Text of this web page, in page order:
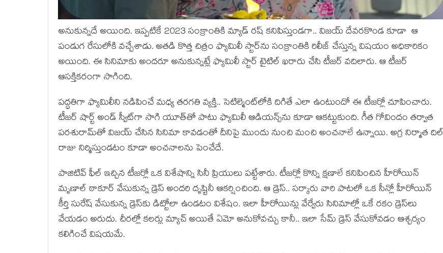
అనుకున్న‌దే అయింది. ఇప్ప‌టికే 2023 సంక్రాంతికి మ్యాడ్ ర‌ష్ క‌నిపిస్తుండ‌గా.. విజ‌య్ దేవ‌ర‌కొండ కూడా ఆ
పండుగ రేసులోకి వ‌చ్చేశాడు. అత‌డి కొత్త చిత్రం ఫ్యామిలీ స్టార్‌ను సంక్రాంతికి రిలీజ్ చేస్తున్న విష‌యం అధికారికం
అయింది. ఈ సినిమాకు అంద‌రూ అనుకున్న‌ట్లే ఫ్యామిలీ స్టార్ టైటిల్ ఖ‌రారు చేసి టీజ‌ర్ వ‌దిలారు. ఆ టీజ‌ర్
ఆస‌క్తిక‌రంగా సాగింది.
ప‌ద్ధ‌తిగా ఫ్యామిలీని న‌డిపించే మ‌ధ్య త‌ర‌గ‌తి వ్య‌క్తి.. సెటిల్మెంట్‌లోకి దిగితే ఎలా ఉంటుందో ఈ టీజ‌ర్లో చూపించారు.
టీజ‌ర్ షార్ట్ అండ్ స్వీట్‌గా సాగి యూత్‌తో పాటు ఫ్యామిలీ ఆడియ‌న్స్‌ను కూడా ఆక‌ట్టుకుంది. గీత గోవిందం త‌ర్వాత
ప‌ర‌శురామ్‌తో విజ‌య్ చేసిన సినిమా కావ‌డంతో దీనిపై ముందు నుంచి మంచి అంచ‌నాలే ఉన్నాయి. అగ్ర నిర్మాత దిల్
రాజు నిర్మిస్తుండ‌టం కూడా అంచ‌నాల‌ను పెంచేదే.
పాజిటివ్ ఫీల్ ఇచ్చిన టీజ‌ర్లో ఒక విశేషాన్ని సినీ ప్రియులు ప‌ట్టేశారు. టీజ‌ర్లో కొన్ని క్ష‌ణాలే క‌నిపించిన హీరోయిన్
మృణాల్ ఠాకూర్ వేసుకున్న డ్రెస్ అంద‌రి దృష్టినీ ఆక‌ర్షించింది. ఆ డ్రెస్.. స‌ర్కారు వారి పాట‌లో ఒక సీన్లో హీరోయిన్
కీర్తి సురేష్ వేసుకున్న డ్రెస్‌కు డిట్టోలా ఉండ‌టం విశేషం. ఇలా హీరోయిన్లు వేర్వేరు సినిమాల్లో ఒకే ర‌కం డ్రెస్‌లు
వేయ‌డం అరుదు. చీర‌ల్లో క‌ల‌ర్లు మ్యాచ్ అయితే ఏమో అనుకోవ‌చ్చు కానీ.. ఇలా సేమ్ డ్రెస్ వేసుకోవ‌డం ఆశ్చర్యం
క‌లిగించే విష‌య‌మే.